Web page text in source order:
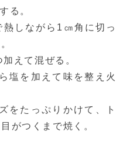
る。
しながら1㎝角に切っ
えて混ぜる。
塩を加えて味を整え火
をたっぷりかけて、ト
がつくまで焼く。